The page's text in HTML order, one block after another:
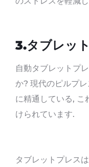
3.タブレッ
自動タブレットプ
か? 現代のピルプ
に精通している, こ
けられています.
タブレットプレス